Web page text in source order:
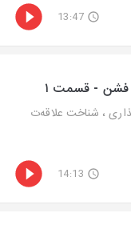
13:47
فشن - قسمت ۱
، شناخت علاقه‌ت
14:13